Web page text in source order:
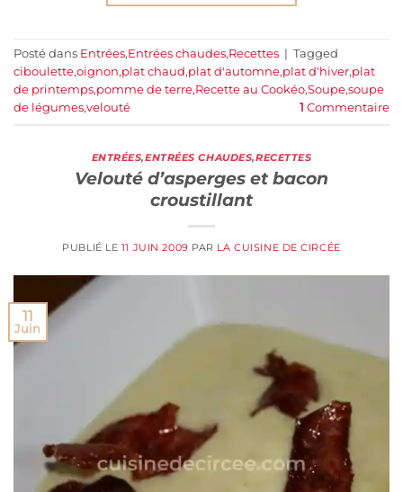
Posté dans Entrées,Entrées chaudes,Recettes | Tagged
ciboulette,oignon,plat chaud,plat d'automne,plat d'hiver,plat
de printemps,pomme de terre,Recette au Cookéo,Soupe,soupe
de légumes,velouté 1 Commentaire
ENTRÉES,ENTRÉES CHAUDES,RECETTES
Velouté d’asperges et bacon
croustillant
PUBLIÉ LE 11 JUIN 2009 PAR LA CUISINE DE CIRCÉE
11
Juin